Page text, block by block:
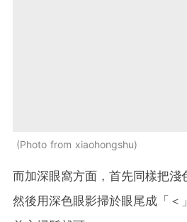
Photo from xiaohongshu
而加深眼窩方面，首先同樣把淺
然後用深色眼影掃於眼尾成「＜